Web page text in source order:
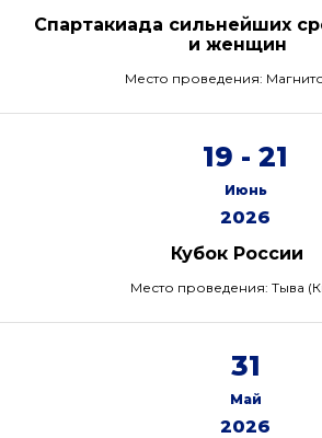
Спартакиада сильнейших
и женщин
Место проведения:
19 - 21
Июнь
2026
Кубок России
Место проведения: Тыва
31
Май
2026